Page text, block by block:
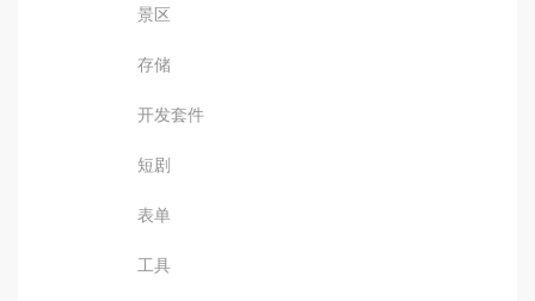
景区
存储
开发套件
短剧
表单
工具